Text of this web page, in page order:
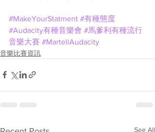
#MakeYourStatment #有種態度
#Audacity有種音樂會 #馬爹利有種流行
音樂大賽 #MartellAudacity
音樂比賽資訊
See All